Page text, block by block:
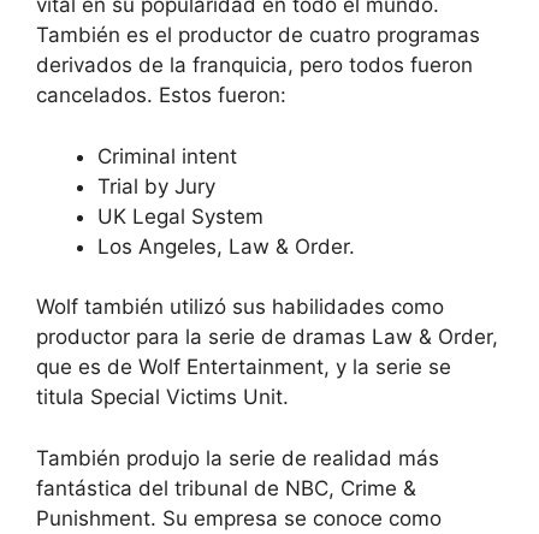
vital en su popularidad en todo el mundo.
También es el productor de cuatro programas
derivados de la franquicia, pero todos fueron
cancelados. Estos fueron:
Criminal intent
Trial by Jury
UK Legal System
Los Angeles, Law & Order.
Wolf también utilizó sus habilidades como
productor para la serie de dramas Law & Order,
que es de Wolf Entertainment, y la serie se
titula Special Victims Unit.
También produjo la serie de realidad más
fantástica del tribunal de NBC, Crime &
Punishment. Su empresa se conoce como